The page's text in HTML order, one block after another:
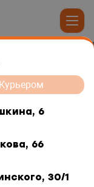
Курьером
6
66
30/1